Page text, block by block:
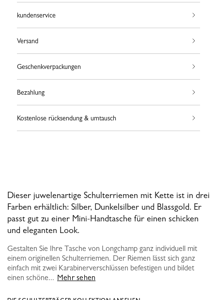
kundenservice
Versand
Geschenkverpackungen
Bezahlung
Kostenlose rücksendung & umtausch
Dieser juwelenartige Schulterriemen mit Kette ist in drei
Farben erhältlich: Silber, Dunkelsilber und Blassgold. Er
passt gut zu einer Mini-Handtasche für einen schicken
und eleganten Look.
Gestalten Sie Ihre Tasche von Longchamp ganz individuell mit
einem originellen Schulterriemen. Der Riemen lässt sich ganz
einfach mit zwei Karabinerverschlüssen befestigen und bildet
einen schöne... Mehr sehen